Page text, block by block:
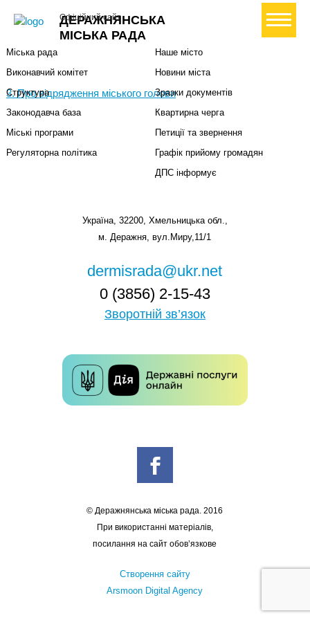
ДЕРАЖНЯНСЬКА
МІСЬКА РАДА
Офіційний сайт+ Створити петицію
3. Про відрядження міського голови
Міський голова
Міська рада
Виконавчий комітет
Структура
Законодавча база
Міські програми
Регуляторна політика
Наше місто
Новини міста
Зразки документів
Квартирна черга
Петиції та звернення
Графік прийому громадян
ДПС інформує
Україна, 32200, Хмельницька обл.,
м. Деражня, вул.Миру,11/1
dermisrada@ukr.net
0 (3856) 2-15-43
Зворотній зв’язок
© Деражнянська міська рада. 2016
При використанні матеріалів,
посилання на сайт обов’язкове
Створення сайту
Arsmoon Digital Agency